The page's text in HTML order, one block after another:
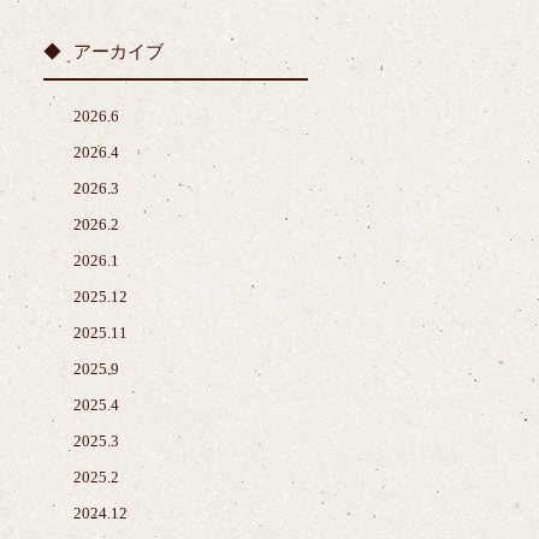
アーカイブ
2026.6
2026.4
2026.3
2026.2
2026.1
2025.12
2025.11
2025.9
2025.4
2025.3
2025.2
2024.12